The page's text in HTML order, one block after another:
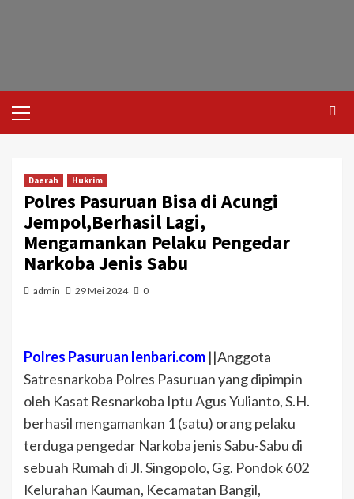
Daerah Hukrim
Polres Pasuruan Bisa di Acungi
Jempol,Berhasil Lagi,
Mengamankan Pelaku Pengedar
Narkoba Jenis Sabu
admin 29 Mei 2024 0
Polres Pasuruan lenbari.com ||Anggota
Satresnarkoba Polres Pasuruan yang dipimpin
oleh Kasat Resnarkoba Iptu Agus Yulianto, S.H.
berhasil mengamankan 1 (satu) orang pelaku
terduga pengedar Narkoba jenis Sabu-Sabu di
sebuah Rumah di Jl. Singopolo, Gg. Pondok 602
Kelurahan Kauman, Kecamatan Bangil,